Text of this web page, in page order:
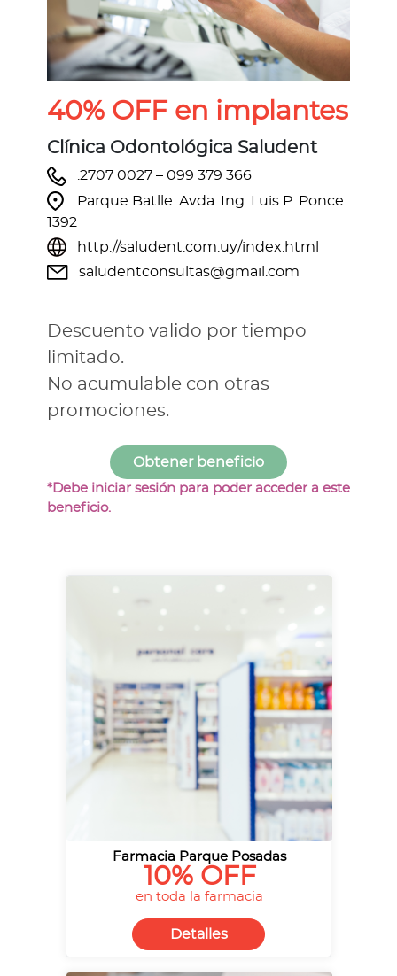
40% OFF en implantes
Clínica Odontológica Saludent
.2707 0027 – 099 379 366
.Parque Batlle: Avda. Ing. Luis P. Ponce
1392
http://saludent.com.uy/index.html
saludentconsultas@gmail.com
Descuento valido por tiempo
limitado.
No acumulable con otras
promociones.
*Debe iniciar sesión para poder acceder a este
beneficio.
Farmacia Parque Posadas
10% OFF
en toda la farmacia
Detalles